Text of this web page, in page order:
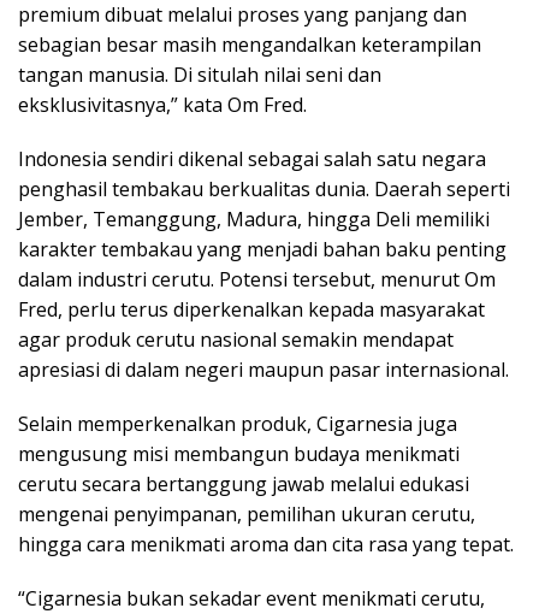
premium dibuat melalui proses yang panjang dan
sebagian besar masih mengandalkan keterampilan
tangan manusia. Di situlah nilai seni dan
eksklusivitasnya,” kata Om Fred.
Indonesia sendiri dikenal sebagai salah satu negara
penghasil tembakau berkualitas dunia. Daerah seperti
Jember, Temanggung, Madura, hingga Deli memiliki
karakter tembakau yang menjadi bahan baku penting
dalam industri cerutu. Potensi tersebut, menurut Om
Fred, perlu terus diperkenalkan kepada masyarakat
agar produk cerutu nasional semakin mendapat
apresiasi di dalam negeri maupun pasar internasional.
Selain memperkenalkan produk, Cigarnesia juga
mengusung misi membangun budaya menikmati
cerutu secara bertanggung jawab melalui edukasi
mengenai penyimpanan, pemilihan ukuran cerutu,
hingga cara menikmati aroma dan cita rasa yang tepat.
“Cigarnesia bukan sekadar event menikmati cerutu,